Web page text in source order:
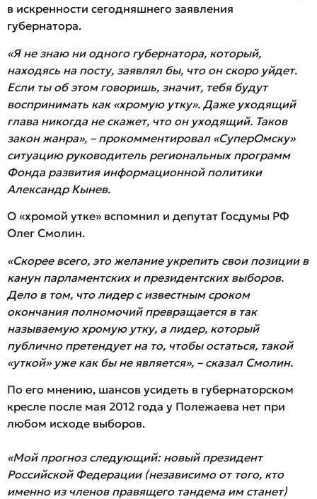
в искренности сегодняшнего заявления
губернатора.
«Я не знаю ни одного губернатора, который,
находясь на посту, заявлял бы, что он скоро уйдет.
Если ты об этом говоришь, значит, тебя будут
воспринимать как «хромую утку». Даже уходящий
глава никогда не скажет, что он уходящий. Таков
закон жанра», – прокомментировал «СуперОмску»
ситуацию руководитель региональных программ
Фонда развития информационной политики
Александр Кынев.
О «хромой утке» вспомнил и депутат Госдумы РФ
Олег Смолин.
«Скорее всего, это желание укрепить свои позиции в
канун парламентских и президентских выборов.
Дело в том, что лидер с известным сроком
окончания полномочий превращается в так
называемую хромую утку, а лидер, который
публично претендует на то, чтобы остаться, такой
«уткой» уже как бы не является», – сказал Смолин.
По его мнению, шансов усидеть в губернаторском
кресле после мая 2012 года у Полежаева нет при
любом исходе выборов.
«Мой прогноз следующий: новый президент
Российской Федерации (независимо от того, кто
именно из членов правящего тандема им станет)